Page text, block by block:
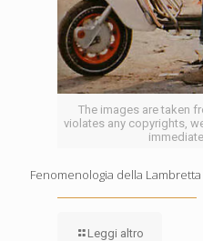
The images are taken
violates any copyrights,
Fenomenologia della Lambretta
Leggi altro